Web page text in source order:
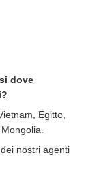
dove
Egitto,
nostri agenti